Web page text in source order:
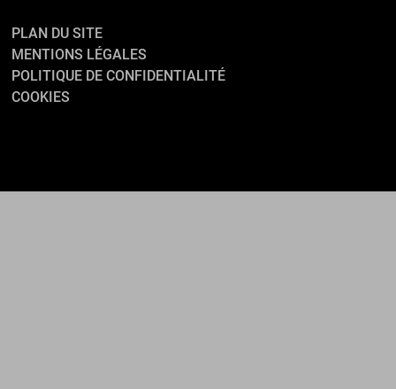
PLAN DU SITE
MENTIONS LÉGALES
POLITIQUE DE CONFIDENTIALITÉ
COOKIES